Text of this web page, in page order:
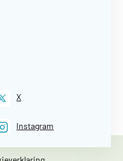
X
Instagram